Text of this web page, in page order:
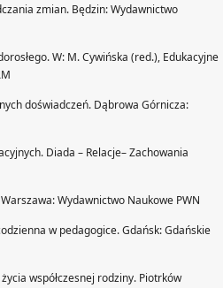
zmian. Będzin: Wydawnictwo
W: M. Cywińska (red.), Edukacyjne
doświadczeń. Dąbrowa Górnicza:
Diada – Relacje– Zachowania
Wydawnictwo Naukowe PWN
w pedagogice. Gdańsk: Gdańskie
współczesnej rodziny. Piotrków